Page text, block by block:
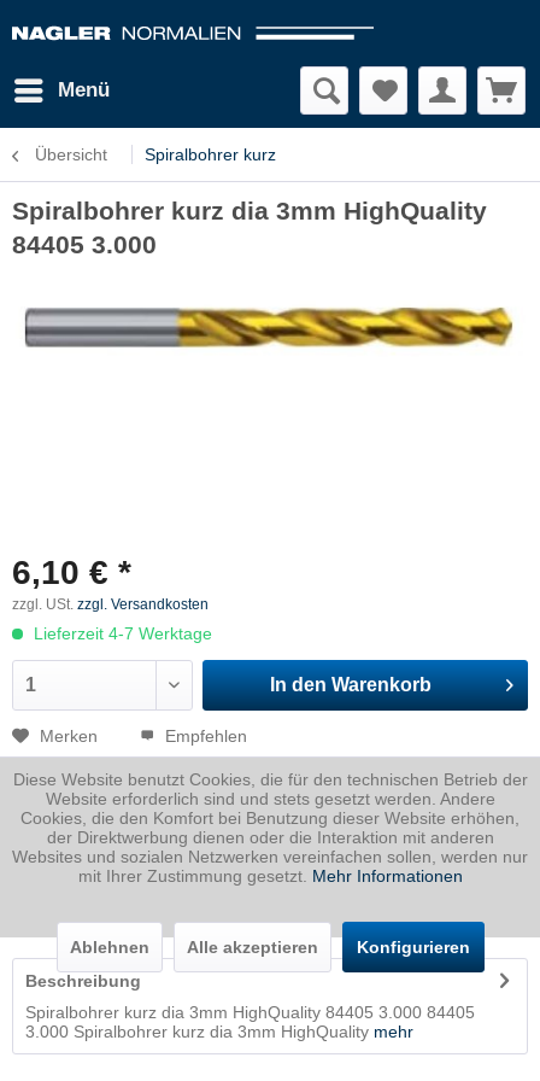
Menü
Übersicht Spiralbohrer kurz
Spiralbohrer kurz dia 3mm HighQuality
84405 3.000
6,10 € *
zzgl. USt. zzgl. Versandkosten
Lieferzeit 4-7 Werktage
In den Warenkorb
Merken Empfehlen
Artikel-Nr.: NN380.102040
Dicke
0 mm
Breite
3 mm
0 mm
Gewicht 0.1Kg
Beschreibung
Spiralbohrer kurz dia 3mm HighQuality 84405 3.000 84405
3.000 Spiralbohrer kurz dia 3mm HighQuality mehr
Diese Website benutzt Cookies, die für den technischen Betrieb der
Website erforderlich sind und stets gesetzt werden. Andere
Cookies, die den Komfort bei Benutzung dieser Website erhöhen,
der Direktwerbung dienen oder die Interaktion mit anderen
Websites und sozialen Netzwerken vereinfachen sollen, werden nur
mit Ihrer Zustimmung gesetzt. Mehr Informationen
Ablehnen Alle akzeptieren Konfigurieren